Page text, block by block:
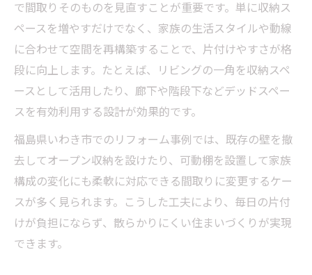
で間取りそのものを見直すことが重要です。単に収納ス
ペースを増やすだけでなく、家族の生活スタイルや動線
に合わせて空間を再構築することで、片付けやすさが格
段に向上します。たとえば、リビングの一角を収納スペ
ースとして活用したり、廊下や階段下などデッドスペー
スを有効利用する設計が効果的です。
福島県いわき市でのリフォーム事例では、既存の壁を撤
去してオープン収納を設けたり、可動棚を設置して家族
構成の変化にも柔軟に対応できる間取りに変更するケー
スが多く見られます。こうした工夫により、毎日の片付
けが負担にならず、散らかりにくい住まいづくりが実現
できます。